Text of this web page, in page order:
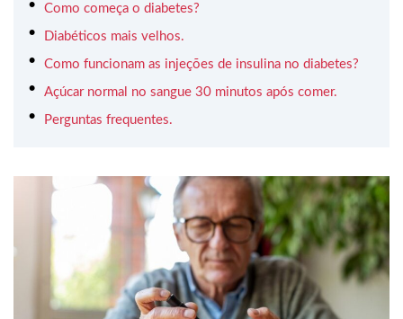
Como começa o diabetes?
Diabéticos mais velhos.
Como funcionam as injeções de insulina no diabetes?
Açúcar normal no sangue 30 minutos após comer.
Perguntas frequentes.